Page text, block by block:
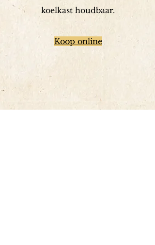
koelkast houdbaar.
Koop online